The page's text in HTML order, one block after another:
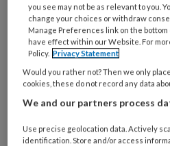
De kunst van
werk
Kunst kan in haar rijkheid
bevorderen. Maar hoe doe
you see may not be as relevant to you.
change your choices or withdraw
Manage Preferences link on the
have effect within our Website. For
Policy. Privacy Statement
Would you rather not? Then we only
cookies, these do not record any data
We and our partners process
Use precise geolocation data. Actively
identification. Store and/or access